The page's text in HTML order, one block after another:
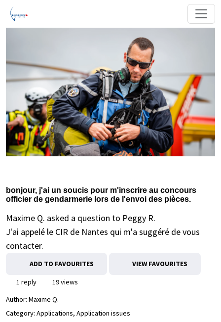
bonjour, j'ai un soucis pour m'inscrire au concours
officier de gendarmerie lors de l'envoi des pièces.
Maxime Q. asked a question to Peggy R.
J'ai appelé le CIR de Nantes qui m'a suggéré de vous
contacter.
ADD TO FAVOURITES VIEW FAVOURITES
1 reply
19 views
Author: Maxime Q.
Category: Applications, Application issues